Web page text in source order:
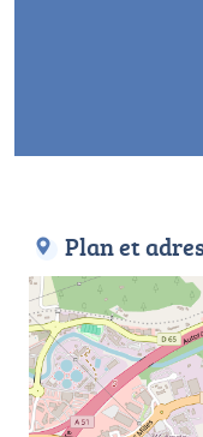
Plan et